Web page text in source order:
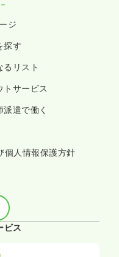
ジ
探す
るリスト
トサービス
派遣で働く
個人情報保護方針
ビス